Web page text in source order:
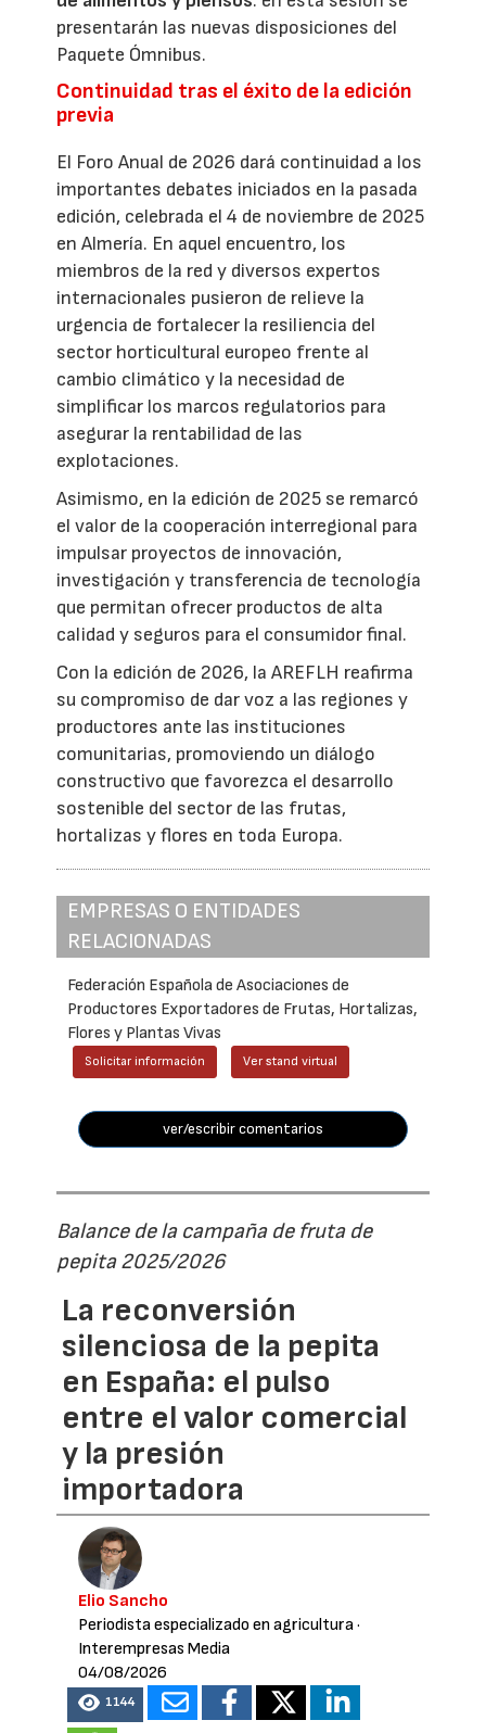
presentarán las nuevas disposiciones del
Paquete Ómnibus.
Continuidad tras el éxito de la edición
previa
El Foro Anual de 2026 dará continuidad a los
importantes debates iniciados en la pasada
edición, celebrada el 4 de noviembre de 2025
en Almería. En aquel encuentro, los
miembros de la red y diversos expertos
internacionales pusieron de relieve la
urgencia de fortalecer la resiliencia del
sector horticultural europeo frente al
cambio climático y la necesidad de
simplificar los marcos regulatorios para
asegurar la rentabilidad de las
explotaciones.
Asimismo, en la edición de 2025 se remarcó
el valor de la cooperación interregional para
impulsar proyectos de innovación,
investigación y transferencia de tecnología
que permitan ofrecer productos de alta
calidad y seguros para el consumidor final.
Con la edición de 2026, la AREFLH reafirma
su compromiso de dar voz a las regiones y
productores ante las instituciones
comunitarias, promoviendo un diálogo
constructivo que favorezca el desarrollo
sostenible del sector de las frutas,
hortalizas y flores en toda Europa.
EMPRESAS O ENTIDADES
RELACIONADAS
Federación Española de Asociaciones de
Productores Exportadores de Frutas, Hortalizas,
Flores y Plantas Vivas
Solicitar información Ver stand virtual
ver/escribir comentarios
Balance de la campaña de fruta de
pepita 2025/2026
La reconversión
silenciosa de la pepita
en España: el pulso
entre el valor comercial
y la presión
importadora
Elio Sancho
Periodista especializado en agricultura·
Interempresas Media
04/08/2026
1144